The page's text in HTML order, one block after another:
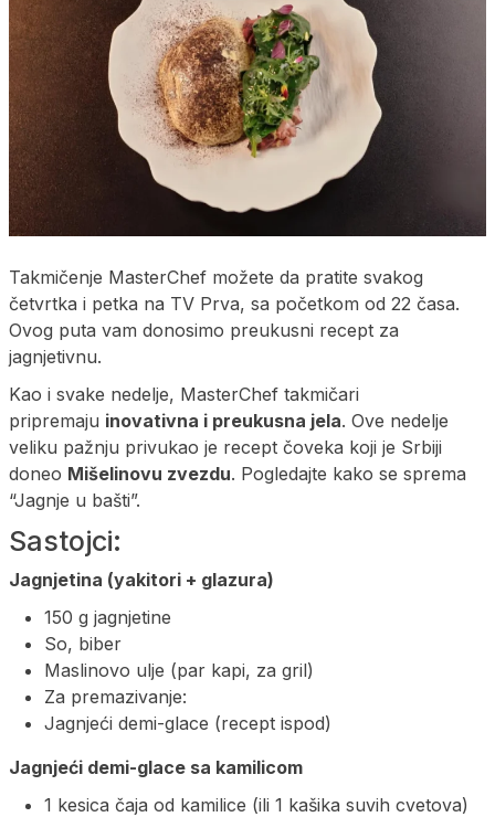
Takmičenje MasterChef možete da pratite svakog
četvrtka i petka na TV Prva, sa početkom od 22 časa.
Ovog puta vam donosimo preukusni recept za
jagnjetivnu.
Kao i svake nedelje, MasterChef takmičari
pripremaju inovativna i preukusna jela. Ove nedelje
veliku pažnju privukao je recept čoveka koji je Srbiji
doneo Mišelinovu zvezdu. Pogledajte kako se sprema
“Jagnje u bašti”.
Sastojci:
Jagnjetina (yakitori + glazura)
150 g jagnjetine
So, biber
Maslinovo ulje (par kapi, za gril)
Za premazivanje:
Jagnjeći demi-glace (recept ispod)
Jagnjeći demi-glace sa kamilicom
1 kesica čaja od kamilice (ili 1 kašika suvih cvetova)